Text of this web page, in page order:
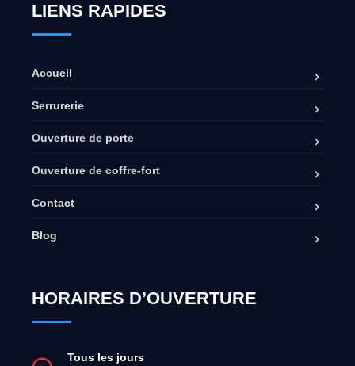
LIENS RAPIDES
Accueil
Serrurerie
Ouverture de porte
Ouverture de coffre-fort
Contact
Blog
HORAIRES D’OUVERTURE
Tous les jours